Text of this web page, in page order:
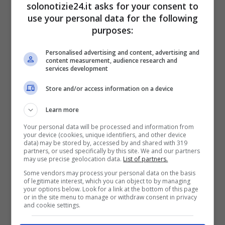
Gesù entra nel paese e va incontro alla
passione, e quindi alla sofferenza, alla morte
e infine, alla resurrezione. Il termine Pasqua,
assume il significato di “passaggio”, appunto il
passaggio del Messia dalla morte alla
resurrezione, e quindi alla vita.
Domenica delle Palme:
solonotizie24.it asks for your consent to
use your personal data for the following
purposes:
Personalised advertising and content, advertising and
content measurement, audience research and
services development
Store and/or access information on a device
Learn more
Your personal data will be processed and information from
your device (cookies, unique identifiers, and other device
data) may be stored by, accessed by and shared with 319
partners, or used specifically by this site. We and our partners
may use precise geolocation data. List of partners.
Some vendors may process your personal data on the basis
of legitimate interest, which you can object to by managing
your options below. Look for a link at the bottom of this page
or in the site menu to manage or withdraw consent in privacy
and cookie settings.